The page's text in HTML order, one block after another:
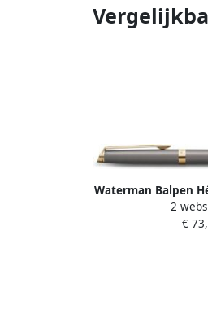
Waterman Balpen
Colors metallic
2
€